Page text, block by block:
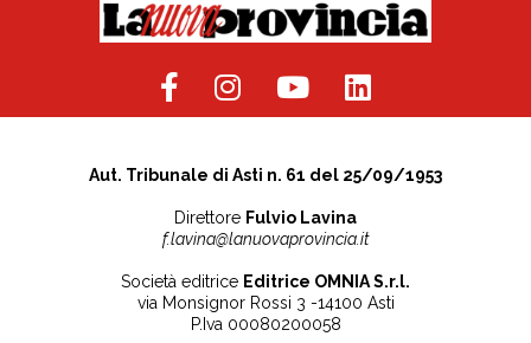
Aut. Tribunale di Asti n. 61 del 25/09/1953
Direttore Fulvio Lavina
f.lavina@lanuovaprovincia.it
Società editrice Editrice OMNIA S.r.l.
via Monsignor Rossi 3 -14100 Asti
P.Iva 00080200058